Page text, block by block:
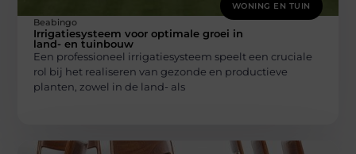
WONING EN TUIN
Beabingo
Irrigatiesysteem voor optimale groei in
land- en tuinbouw
Een professioneel irrigatiesysteem speelt een cruciale
rol bij het realiseren van gezonde en productieve
planten, zowel in de land- als